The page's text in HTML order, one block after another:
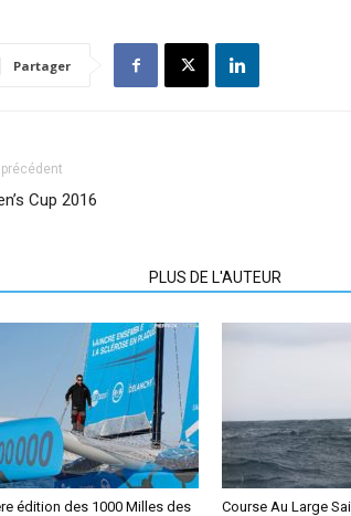
Partager
Cup 2016
PLUS DE L'AUTEUR
édition des 1000 Milles des
Course Au Large